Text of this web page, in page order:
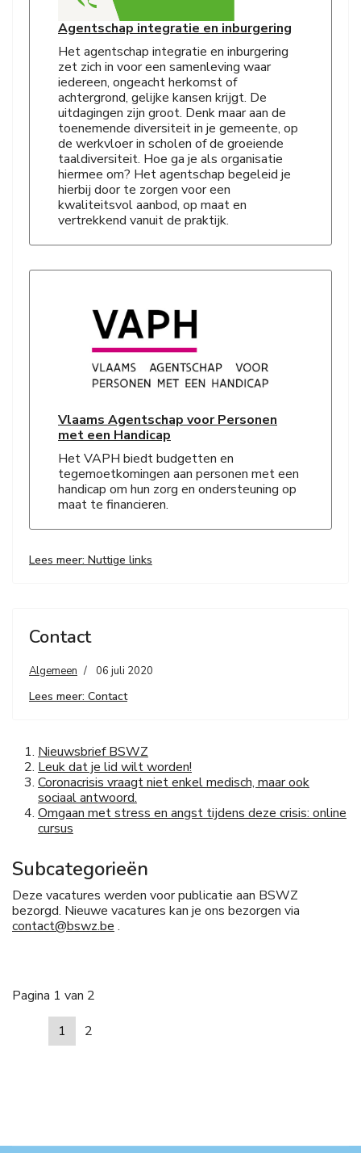
Agentschap integratie en inburgering
Het agentschap integratie en inburgering
zet zich in voor een samenleving waar
iedereen, ongeacht herkomst of
achtergrond, gelijke kansen krijgt. De
uitdagingen zijn groot. Denk maar aan de
toenemende diversiteit in je gemeente, op
de werkvloer in scholen of de groeiende
taaldiversiteit. Hoe ga je als organisatie
hiermee om? Het agentschap begeleid je
hierbij door te zorgen voor een
kwaliteitsvol aanbod, op maat en
vertrekkend vanuit de praktijk.
Vlaams Agentschap voor Personen
met een Handicap
Het VAPH biedt budgetten en
tegemoetkomingen aan personen met een
handicap om hun zorg en ondersteuning op
maat te financieren.
Lees meer: Nuttige links
Contact
Algemeen 06 juli 2020
Lees meer: Contact
Nieuwsbrief BSWZ
Leuk dat je lid wilt worden!
Coronacrisis vraagt niet enkel medisch, maar ook
sociaal antwoord.
Omgaan met stress en angst tijdens deze crisis: online
cursus
Subcategorieën
Deze vacatures werden voor publicatie aan BSWZ
bezorgd. Nieuwe vacatures kan je ons bezorgen via
contact@bswz.be .
Pagina 1 van 2
1
2